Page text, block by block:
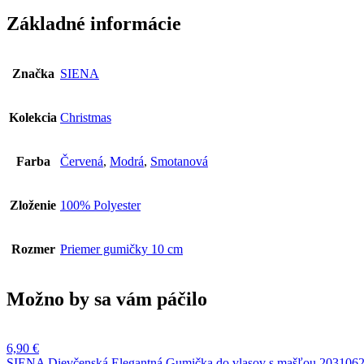
vlasov
Základné informácie
Značka SIENA
Kolekcia Christmas
Farba Červená, Modrá, Smotanová
Zloženie 100% Polyester
Rozmer Priemer gumičky 10 cm
Možno by sa vám páčilo
6,90 €